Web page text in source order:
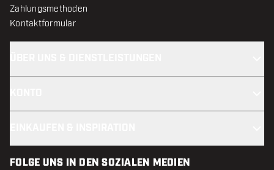
Zahlungsmethoden
Kontaktformular
FOLGE UNS IN DEN SOZIALEN MEDIEN